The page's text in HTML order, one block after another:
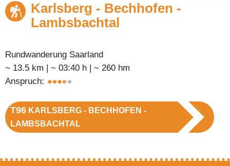
Karlsberg - Bechhofen -
Lambsbachtal
Rundwanderung Saarland
~ 13.5 km | ~ 03:40 h | ~ 260 hm
Anspruch:
T96 KARLSBERG - BECHHOFEN -
LAMBSBACHTAL